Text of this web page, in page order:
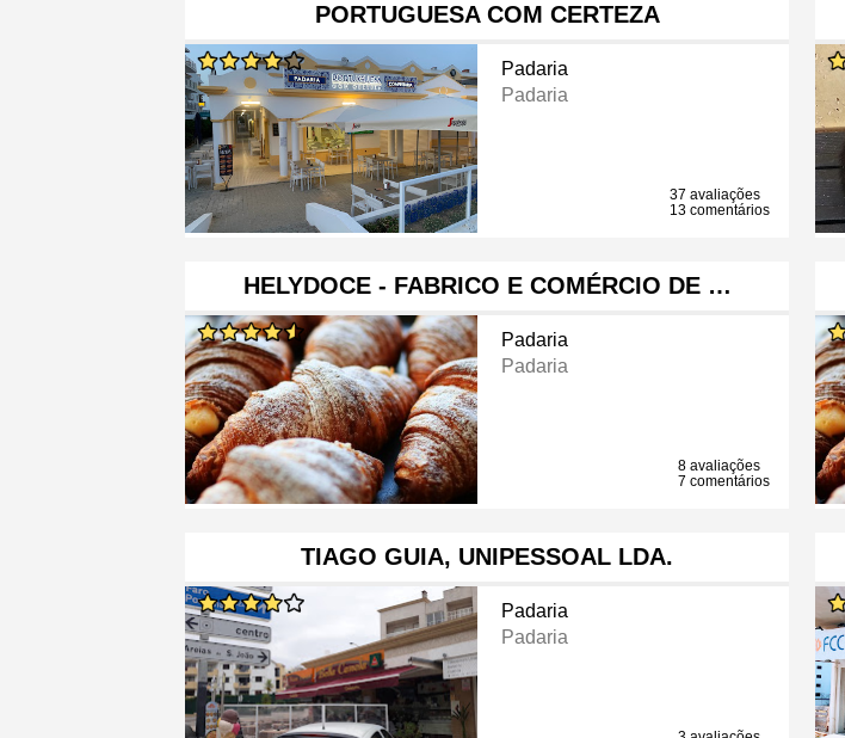
PORTUGUESA COM CERTEZA
Padaria
Padaria
37 avaliações
13 comentários
HELYDOCE - FABRICO E COMÉRCIO DE …
Padaria
Padaria
8 avaliações
7 comentários
TIAGO GUIA, UNIPESSOAL LDA.
Padaria
Padaria